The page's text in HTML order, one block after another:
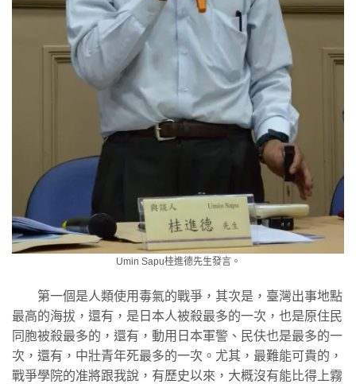
Umin Sapu桂進德先生發言。
第一個是人類使用毒氣的戰爭，其次是，臺灣出事地點
最高的海拔，還有，是日本人被殺最多的一次，也是原住民
同胞被殺最多的，還有，動用日本軍警、民伕也是最多的一
次，還有，中壯青年死最多的一次。尤其，最難能可貴的，
戰爭學院的准將跟我說，有歷史以來，大概沒有能比得上霧